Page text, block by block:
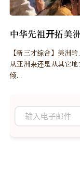
中华先祖开拓美
【新三才综合】美洲
从亚洲来还是从其它
倾...